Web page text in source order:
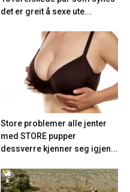
det er greit å sexe ute...
Store problemer alle jenter
med STORE pupper
dessverre kjenner seg igjen...